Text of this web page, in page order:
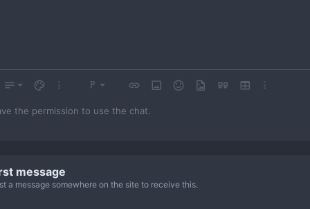
kaldır
Yazı boyutuMetin rengiDaha fazla seçenek…
Paragraf biçimi
Normal
Başlık 1
Bağlantı ekle
Resim ekle
İfadelerMedyaAlıntı Tablo ekle
çiz
Satır içi kod
Satır içi spoiler
the permission to use the chat.
message
a message somewhere on the site to receive this.